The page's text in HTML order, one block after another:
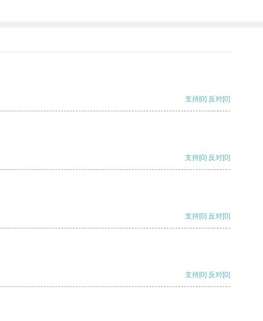
支持[0] 反对[0]
支持[0] 反对[0]
支持[0] 反对[0]
支持[0] 反对[0]